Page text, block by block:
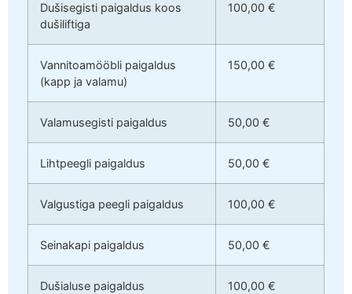
Dušisegisti paigaldus koos
dušiliftiga
100,00 €
Vannitoamööbli paigaldus
(kapp ja valamu)
150,00 €
Valamusegisti paigaldus 50,00 €
Lihtpeegli paigaldus 50,00 €
Valgustiga peegli paigaldus 100,00 €
Seinakapi paigaldus 50,00 €
Dušialuse paigaldus 100,00 €